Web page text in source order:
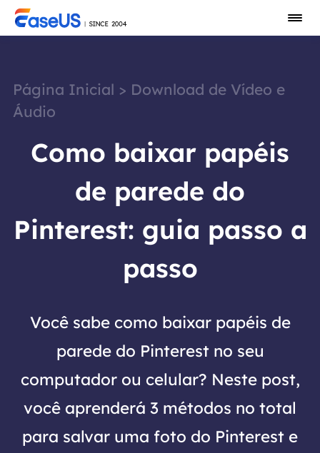
Página Inicial > Download de Vídeo e
Áudio
Como baixar papéis
de parede do
Pinterest: guia passo a
passo
Você sabe como baixar papéis de
parede do Pinterest no seu
computador ou celular? Neste post,
você aprenderá 3 métodos no total
para salvar uma foto do Pinterest e